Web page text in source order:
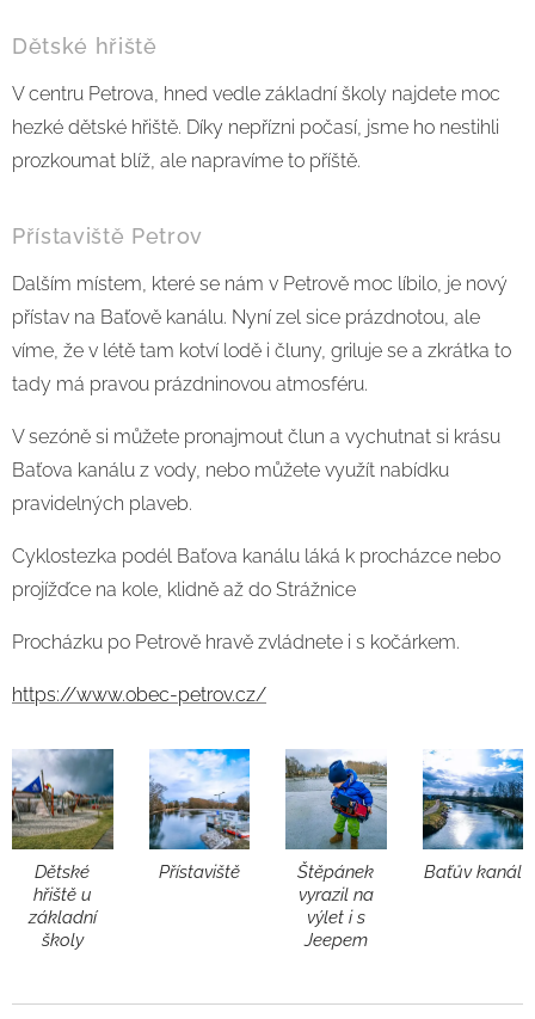
Dětské hřiště
V centru Petrova, hned vedle základní školy najdete moc
hezké dětské hřiště. Díky nepřízni počasí, jsme ho nestihli
prozkoumat blíž, ale napravíme to příště.
Přístaviště Petrov
Dalším místem, které se nám v Petrově moc líbilo, je nový
přístav na Baťově kanálu. Nyní zel sice prázdnotou, ale
víme, že v létě tam kotví lodě i čluny, griluje se a zkrátka to
tady má pravou prázdninovou atmosféru.
V sezóně si můžete pronajmout člun a vychutnat si krásu
Baťova kanálu z vody, nebo můžete využít nabídku
pravidelných plaveb.
Cyklostezka podél Baťova kanálu láká k procházce nebo
projížďce na kole, klidně až do Strážnice
Procházku po Petrově hravě zvládnete i s kočárkem.
https://www.obec-petrov.cz/
Dětské
hřiště u
základní
školy
Přístaviště
Štěpánek
vyrazil na
výlet i s
Jeepem
Baťův kanál